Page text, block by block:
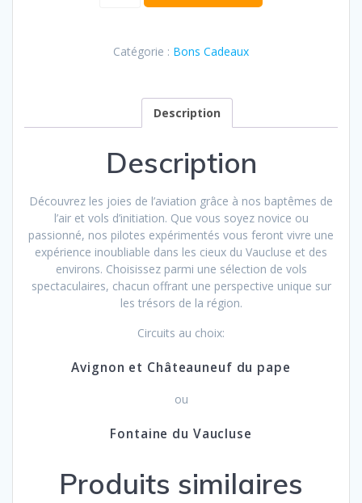
-
Standard
Catégorie : Bons Cadeaux
Description
Description
Découvrez les joies de l’aviation grâce à nos baptêmes de
l’air et vols d’initiation. Que vous soyez novice ou
passionné, nos pilotes expérimentés vous feront vivre une
expérience inoubliable dans les cieux du Vaucluse et des
environs. Choisissez parmi une sélection de vols
spectaculaires, chacun offrant une perspective unique sur
les trésors de la région.
Circuits au choix:
Avignon et Châteauneuf du pape
ou
Fontaine du Vaucluse
Produits similaires